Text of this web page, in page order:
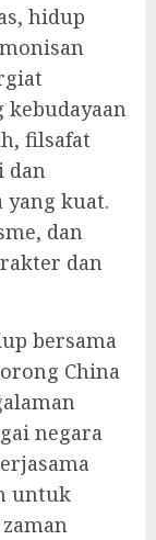
hidup
filsafat
dan
kuat.
dan
dan
bersama
China
negara
untuk